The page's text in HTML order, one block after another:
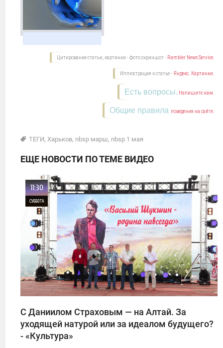
Цитирование статьи, картинки - фото скриншот - Rambler News Service.
Иллюстрация к статье - Яндекс. Картинки.
Есть вопросы. Напишите нам.
Общие правила поведения на сайте.
ТЕГИ,Харьков, nbsp марш, nbsp 1 мая
ЕЩЕ НОВОСТИ ПО ТЕМЕ ВИДЕО
11:30
СУББОТА
0
1
С Даниилом Страховым — на Алтай. За
уходящей натурой или за идеалом будущего?
- «Культура»